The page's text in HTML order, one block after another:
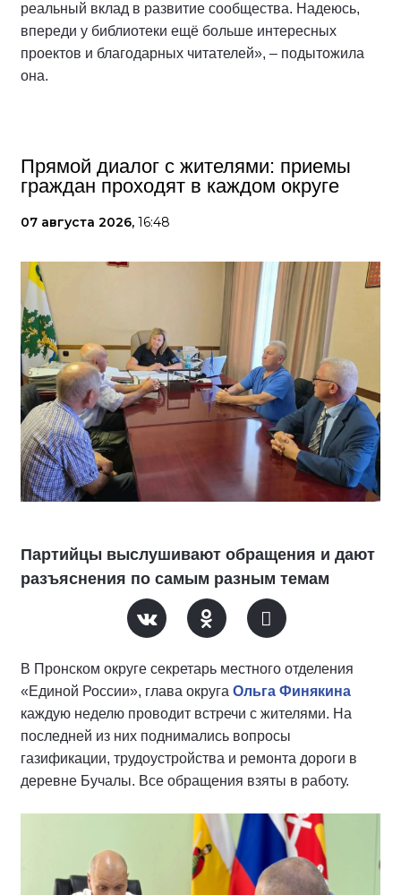
реальный вклад в развитие сообщества. Надеюсь,
впереди у библиотеки ещё больше интересных
проектов и благодарных читателей», – подытожила
она.
Прямой диалог с жителями: приемы
граждан проходят в каждом округе
07 августа 2026, 16:48
Партийцы выслушивают обращения и дают
разъяснения по самым разным темам
В Пронском округе секретарь местного отделения
«Единой России», глава округа Ольга Финякина
каждую неделю проводит встречи с жителями. На
последней из них поднимались вопросы
газификации, трудоустройства и ремонта дороги в
деревне Бучалы. Все обращения взяты в работу.